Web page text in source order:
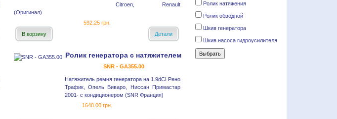
Citroen, Renault
(Оригинал)
592.25 грн.
В корзину
Детали
Ролик генератора с натяжителем
SNR - GA355.00
Натяжитель ремня генератора на 1.9dCI Рено
Трафик, Опель Виваро, Ниссан Примастар
2001- с кондиционером (SNR Франция)
1648.00 грн.
Ролик натяжения
Ролик обводной
Шкив генератора
Шкив насоса гидроусилителя